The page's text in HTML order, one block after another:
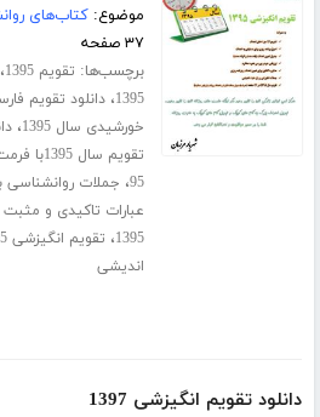
موضوع:کتاب‌های
۳۷ صفحه
برچسب‌ها: تقویم 1395
1395،دانلود تقویم
خورشیدی سال 1395
،
تقویم سال 1395با فرمت پی دی اف
95، جملات روانشناسی
عبارات تاکیدی و مثبت
1395، تقویم انگیزشی 1395
اندیشی
دانلود تقویم انگیزشی 1397